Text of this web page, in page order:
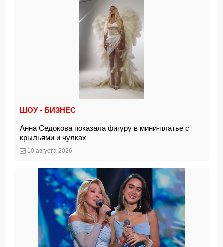
ШОУ - БИЗНЕС
Анна Седокова показала фигуру в мини-платье с
крыльями и чулках
10 августа 2026